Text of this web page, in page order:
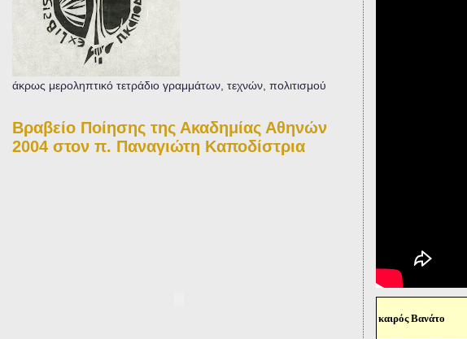
καιρός Βανάτο
άκρως μεροληπτικό τετράδιο γραμμάτων, τεχνών, πολιτισμού
Βραβείο Ποίησης της Ακαδημίας Αθηνών
2004 στον π. Παναγιώτη Καποδίστρια